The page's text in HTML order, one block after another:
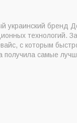
украинский бренд
технологий.
с которым
самые